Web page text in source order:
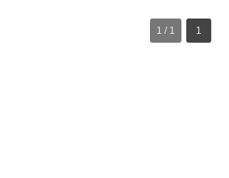
1 / 1 1